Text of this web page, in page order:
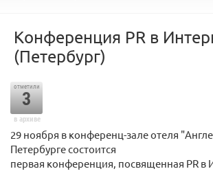
Конференция PR в
(Петербург)
отметили
3
в архиве
29 ноября в конференц-зале отеля
Петербурге состоится
первая конференция, посвященная PR в